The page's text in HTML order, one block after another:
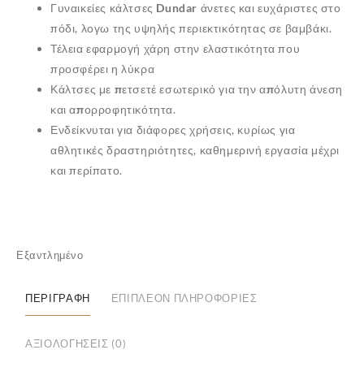
Γυναικείες κάλτσες Dundar άνετες και ευχάριστες στο
πόδι, λογω της υψηλής περιεκτικότητας σε βαμβάκι.
Τέλεια εφαρμογή χάρη στην ελαστικότητα που
προσφέρει ηλύκρα
Κάλτσες με πετσετέ εσωτερικό για τηναπόλυτη άνεση
καιαπορροφητικότητα.
Ενδείκνυται για διάφορες χρήσεις, κυρίως για
αθλητικές δραστηριότητες, καθημερινή εργασία μέχρι
και περίπατο.
Εξαντλημένο
ΠΕΡΙΓΡΑΦΉ ΕΠΙΠΛΈΟΝ ΠΛΗΡΟΦΟΡΊΕΣ
ΑΞΙΟΛΟΓΉΣΕΙΣ (0)